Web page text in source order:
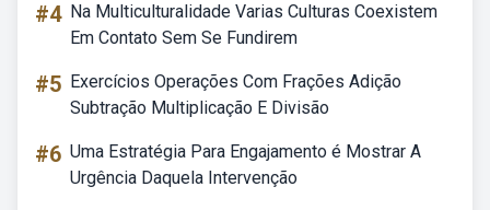
#4 Na Multiculturalidade Varias Culturas Coexistem
Em Contato Sem Se Fundirem
#5 Exercícios Operações Com Frações Adição
Subtração Multiplicação E Divisão
#6 Uma Estratégia Para Engajamento é Mostrar A
Urgência Daquela Intervenção